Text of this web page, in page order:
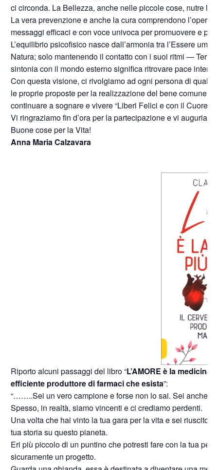
ci circonda. La Bellezza, anche nelle piccole cose, nutre
La vera prevenzione e anche la cura comprendono
messaggi efficaci e con voce univoca per promuovere e
L’equilibrio psicofisico nasce dall’armonia tra l’Essere
Natura; solo mantenendo il contatto con i suoi ritmi —
sintonia con il mondo esterno significa ritrovare pace
Con questa visione, ci rivolgiamo ad ogni persona di
le proprie proposte per la realizzazione del bene comune,
continuare a sognare e vivere “Liberi Felici e con il Cuore in
Vi ringraziamo fin d’ora per la partecipazione e vi
Buone cose per la Vita!
Anna Maria Calzavara
Riporto alcuni passaggi del libro “L’AMORE è la medicina
efficiente produttore di farmaci che esista”:
“……..Sei un vero campione e forse non lo sai. Sei anche
Spesso, in realtà, siamo vincenti e ci crediamo perdenti.
Una volta che hai vinto la tua gara per la vita e sei riuscito
tua storia su questo pianeta.
Eri più piccolo di un puntino che potresti fare con la tua
sicuramente un progetto.